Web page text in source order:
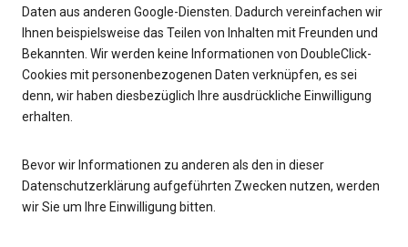
Daten aus anderen Google-Diensten. Dadurch vereinfachen wir
Ihnen beispielsweise das Teilen von Inhalten mit Freunden und
Bekannten. Wir werden keine Informationen von DoubleClick-
Cookies mit personenbezogenen Daten verknüpfen, es sei
denn, wir haben diesbezüglich Ihre ausdrückliche Einwilligung
erhalten.
Bevor wir Informationen zu anderen als den in dieser
Datenschutzerklärung aufgeführten Zwecken nutzen, werden
wir Sie um Ihre Einwilligung bitten.